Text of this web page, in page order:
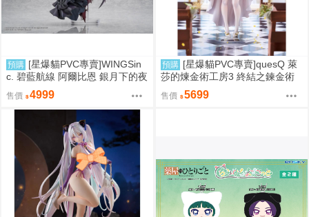
預購 [星爆貓PVC專賣]WINGSin
c. 碧藍航線 阿爾比恩 銀月下的夜
之眷屬 1/7 預計2028/01到貨
售價 4999
預購 [星爆貓PVC專賣]quesQ 萊
莎的煉金術工房3 終結之鍊金術
士與秘密鑰匙 萊莎琳・斯托特 婚
紗Ver. 1/7 預計2027/07到貨
售價 5699